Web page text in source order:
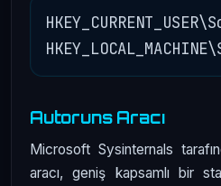
Autoruns Aracı
Microsoft Sysinternals
aracı, geniş kapsamlı bir